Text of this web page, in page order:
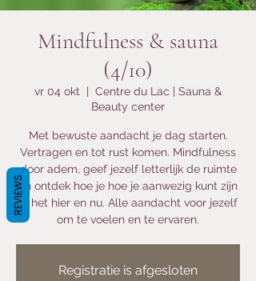
Mindfulness & sauna
(4/10)
vr 04 okt
  |
Centre du Lac | Sauna &
Beauty center
Met bewuste aandacht je dag starten.
Vertragen en tot rust komen. Mindfulness
door adem, geef jezelf letterlijk de ruimte
en ontdek hoe je hoe je aanwezig kunt zijn
in het hier en nu. Alle aandacht voor jezelf
om te voelen en te ervaren.
Registratie is afgesloten
REVIEWS